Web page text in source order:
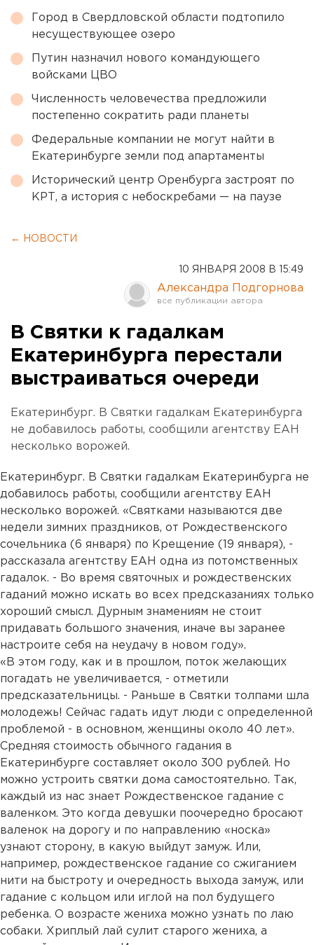
Город в Свердловской области подтопило
несуществующее озеро
Путин назначил нового командующего
войсками ЦВО
Численность человечества предложили
постепенно сократить ради планеты
Федеральные компании не могут найти в
Екатеринбурге земли под апартаменты
Исторический центр Оренбурга застроят по
КРТ, а история с небоскребами — на паузе
← НОВОСТИ
10 ЯНВАРЯ 2008 В 15:49
Александра Подгорнова
В Святки к гадалкам
Екатеринбурга перестали
выстраиваться очереди
Екатеринбург. В Святки гадалкам Екатеринбурга
не добавилось работы, сообщили агентству ЕАН
несколько ворожей.
Екатеринбург. В Святки гадалкам Екатеринбурга не
добавилось работы, сообщили агентству ЕАН
несколько ворожей. «Святками называются две
недели зимних праздников, от Рождественского
сочельника (6 января) по Крещение (19 января), -
рассказала агентству ЕАН одна из потомственных
гадалок. - Во время святочных и рождественских
гаданий можно искать во всех предсказаниях только
хороший смысл. Дурным знамениям не стоит
придавать большого значения, иначе вы заранее
настроите себя на неудачу в новом году».
«В этом году, как и в прошлом, поток желающих
погадать не увеличивается, - отметили
предсказательницы. - Раньше в Святки толпами шла
молодежь! Сейчас гадать идут люди с определенной
проблемой - в основном, женщины около 40 лет».
Средняя стоимость обычного гадания в
Екатеринбурге составляет около 300 рублей. Но
можно устроить святки дома самостоятельно. Так,
каждый из нас знает Рождественское гадание с
валенком. Это когда девушки поочередно бросают
валенок на дорогу и по направлению «носка»
узнают сторону, в какую выйдут замуж. Или,
например, рождественское гадание со сжиганием
нити на быстроту и очередность выхода замуж, или
гадание с кольцом или иглой на пол будущего
ребенка. О возрасте жениха можно узнать по лаю
собаки. Хриплый лай сулит старого жениха, а